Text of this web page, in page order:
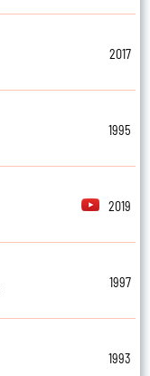
2017
1995
2019
1997
1993